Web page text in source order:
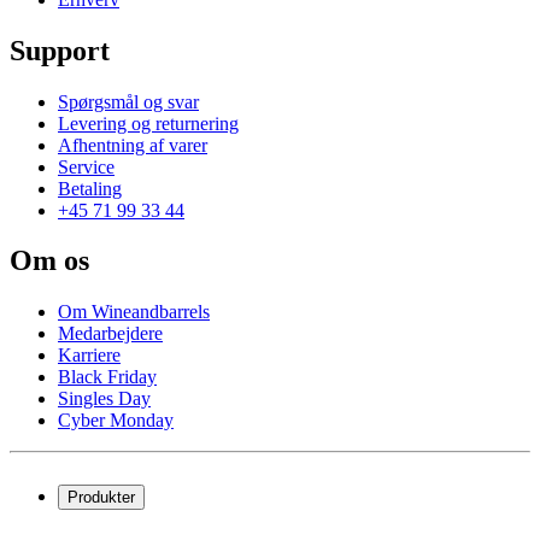
Support
Spørgsmål og svar
Levering og returnering
Afhentning af varer
Service
Betaling
+45 71 99 33 44
Om os
Om Wineandbarrels
Medarbejdere
Karriere
Black Friday
Singles Day
Cyber Monday
Produkter